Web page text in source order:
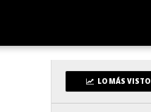
LO MÁS VISTO